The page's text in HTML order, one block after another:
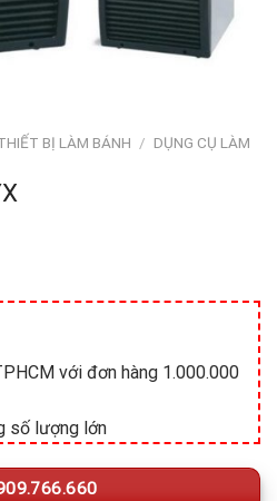
BỊ LÀM BÁNH / DỤNG CỤ LÀM
với đơn hàng 1.000.000
số lượng lớn